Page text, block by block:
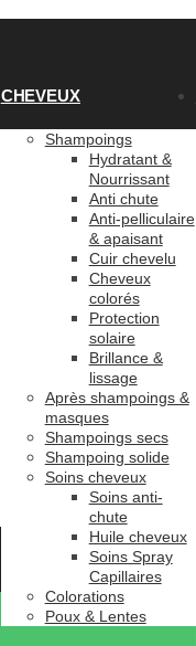
CHEVEUX
Shampoings
Hydratant &
Nourrissant
Anti chute
Anti-pelliculaire
& apaisant
Cuir chevelu
Cheveux
colorés
Protection
solaire
Brillance &
lissage
Après shampoings &
masques
Shampoings secs
Shampoing solide
Soins cheveux
Soins anti-
chute
Huile cheveux
Soins Spray
Capillaires
Colorations
Poux & Lentes